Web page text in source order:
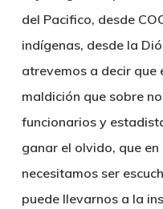
del Pacifico, desde
indígenas, desde la
atrevemos a decir que
maldición que sobre
funcionarios y
ganar el olvido, que
necesitamos ser
puede llevarnos a la